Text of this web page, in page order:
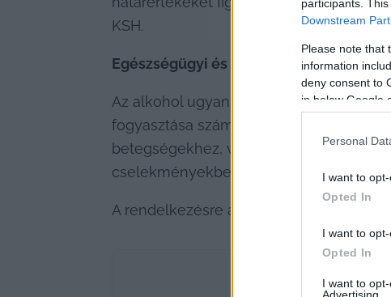
participants.
Downstream
Please note that
information
deny consent to
in below Google
Personal
I want to
Opted In
I want to
Opted In
I want to
Advertising.
KSH.
Egészségügyi és társadalmi
Az alkohol ugyan legális és
fogyasztása számos egészségügyi
betegségekhez, valamint mentális
cselekményekben és közlekedési
A rendelkezésre álló